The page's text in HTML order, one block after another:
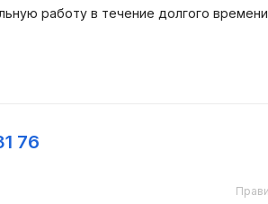
работу в течение долгого
76